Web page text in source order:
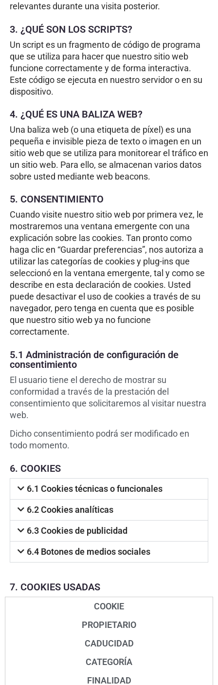
relevantes durante una visita posterior.
3. ¿QUÉ SON LOS SCRIPTS?
Un script es un fragmento de código de programa
que se utiliza para hacer que nuestro sitio web
funcione correctamente y de forma interactiva.
Este código se ejecuta en nuestro servidor o en su
dispositivo.
4. ¿QUÉ ES UNA BALIZA WEB?
Una baliza web (o una etiqueta de píxel) es una
pequeña e invisible pieza de texto o imagen en un
sitio web que se utiliza para monitorear el tráfico en
un sitio web. Para ello, se almacenan varios datos
sobre usted mediante web beacons.
5. CONSENTIMIENTO
Cuando visite nuestro sitio web por primera vez, le
mostraremos una ventana emergente con una
explicación sobre las cookies. Tan pronto como
haga clic en “Guardar preferencias”, nos autoriza a
utilizar las categorías de cookies y plug-ins que
seleccionó en la ventana emergente, tal y como se
describe en esta declaración de cookies. Usted
puede desactivar el uso de cookies a través de su
navegador, pero tenga en cuenta que es posible
que nuestro sitio web ya no funcione
correctamente.
5.1 Administración de configuración de
consentimiento
El usuario tiene el derecho de mostrar su
conformidad a través de la prestación del
consentimiento que solicitaremos al visitar nuestra
web.
Dicho consentimiento podrá ser modificado en
todo momento.
6. COOKIES
6.1 Cookies técnicas o funcionales
6.2 Cookies analíticas
6.3 Cookies de publicidad
6.4 Botones de medios sociales
7. COOKIES USADAS
COOKIE
PROPIETARIO
CADUCIDAD
CATEGORÍA
FINALIDAD